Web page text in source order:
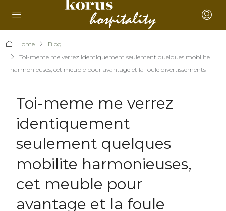
Home
Blog
Toi-meme me verrez identiquement seulement quelques mobilite
harmonieuses, cet meuble pour avantage et la foule divertissements
Toi-meme me verrez
identiquement
seulement quelques
mobilite harmonieuses,
cet meuble pour
avantage et la foule